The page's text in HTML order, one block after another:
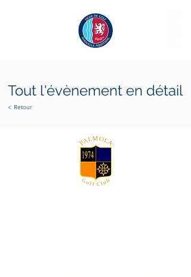
Tout l'évènement en détail
< Retour